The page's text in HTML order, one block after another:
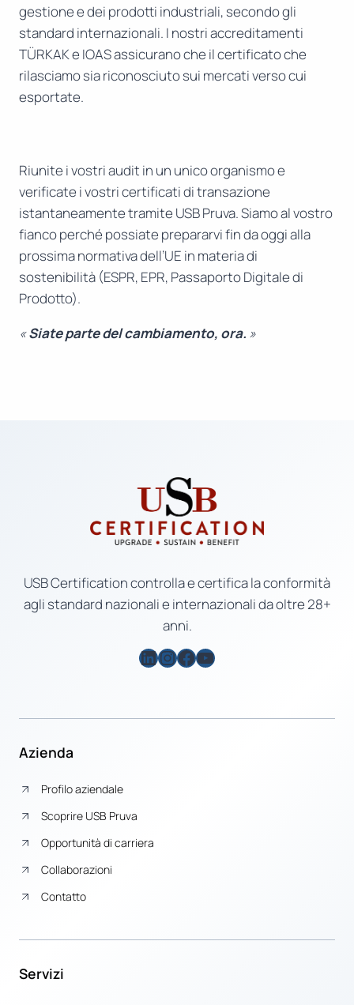
gestione e dei prodotti industriali, secondo gli
standard internazionali. I nostri accreditamenti
TÜRKAK e IOAS assicurano che il certificato che
rilasciamo sia riconosciuto sui mercati verso cui
esportate.
Riunite i vostri audit in un unico organismo e
verificate i vostri certificati di transazione
istantaneamente tramite USB Pruva. Siamo al vostro
fianco perché possiate prepararvi fin da oggi alla
prossima normativa dell’UE in materia di
sostenibilità (ESPR, EPR, Passaporto Digitale di
Prodotto).
«Siate parte del cambiamento, ora. »
USB Certification controlla e certifica la conformità
agli standard nazionali e internazionali da oltre 28+
anni.
LinkedIn
Instagram
Facebook
YouTube
Azienda
Profilo aziendale
Scoprire USB Pruva
Opportunità di carriera
Collaborazioni
Contatto
Servizi